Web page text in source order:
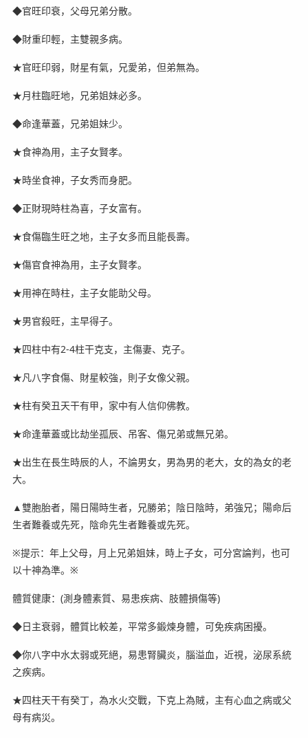
◆官旺印衰，父母兄弟分散。
◆財重印輕，主雙親多病。
★官旺印弱，財星有氣，兄愛弟，但弟無為。
★月柱臨旺地，兄弟姐妹必多。
◆命逢華蓋，兄弟姐妹少。
★食神為用，主子女賢孝。
★時坐食神，子女秀而身肥。
◆正財現時柱為喜，子女富有。
★食傷臨生旺之地，主子女多而且能長壽。
★傷官食神為用，主子女賢孝。
★用神在時柱，主子女能助父母。
★男官殺旺，主早得子。
★四柱中有2-4柱干克支，主傷妻、克子。
★凡八字食傷、財星較強，則子女像父親。
★柱有癸丑天干有甲，家中有人信仰佛教。
★命逢華蓋或比劫坐孤辰、吊客、傷兄弟或無兄弟。
★出生在長生時辰的人，不論男女，男為男的老大，女的為女的老
大。
▲雙胞胎者，陽日陽時生者，兄勝弟；陰日陰時，弟強兄；陽命后
生者難養或先死，陰命先生者難養或先死。
※提示：年上父母，月上兄弟姐妹，時上子女，可分宮論判，也可
以十神為準。※
體質健康：(測身體素質、易患疾病、肢體損傷等)
◆日主衰弱，體質比較差，平常多鍛煉身體，可免疾病困擾。
◆你八字中水太弱或死絕，易患腎臟炎，腦溢血，近視，泌尿系統
之疾病。
★四柱天干有癸丁，為水火交戰，下克上為賊，主有心血之病或父
母有病災。